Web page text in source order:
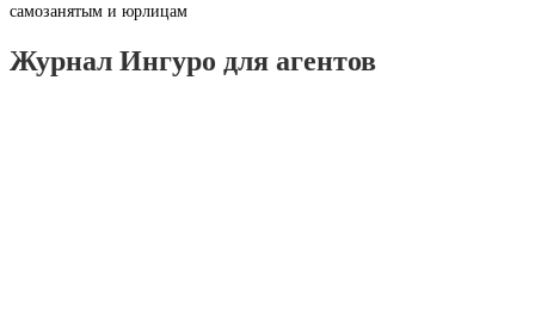
самозанятым и юрлицам
Журнал Ингуро для агентов